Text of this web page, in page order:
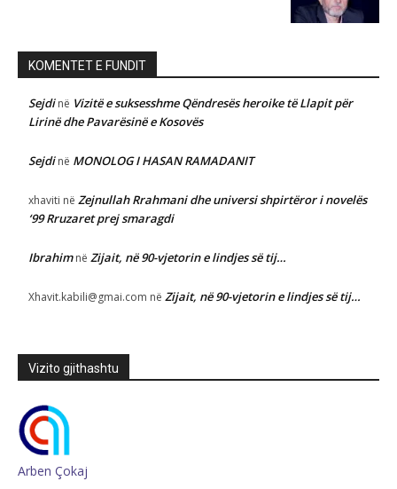
KOMENTET E FUNDIT
Sejdinë Vizitë e suksesshme Qëndresës heroike të Llapit për
Lirinë dhe Pavarësinë e Kosovës
Sejdinë MONOLOG I HASAN RAMADANIT
xhaviti në Zejnullah Rrahmani dhe universi shpirtëror i novelës
‘99 Rruzaret prej smaragdi
Ibrahimnë Zijait, në 90-vjetorin e lindjes së tij…
Xhavit.kabili@gmai.com në Zijait, në 90-vjetorin e lindjes së tij…
Vizito gjithashtu
Arben Çokaj